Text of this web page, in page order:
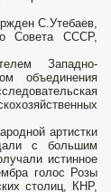
С.Утебаев,
Совета СССР,
Западно-
объединения
артистки
с большим
истинное
голос Розы
столиц, КНР,